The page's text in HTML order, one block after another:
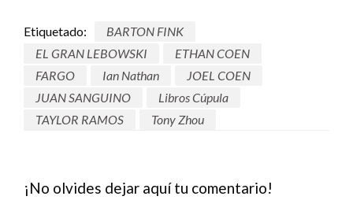
Etiquetado:
BARTON FINK
EL GRAN LEBOWSKI
ETHAN COEN
FARGO
Ian Nathan
JOEL COEN
JUAN SANGUINO
Libros Cúpula
TAYLOR RAMOS
Tony Zhou
¡No olvides dejar aquí tu comentario!